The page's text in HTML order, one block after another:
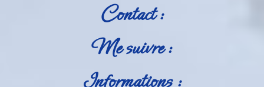
Contact :
Me suivre :